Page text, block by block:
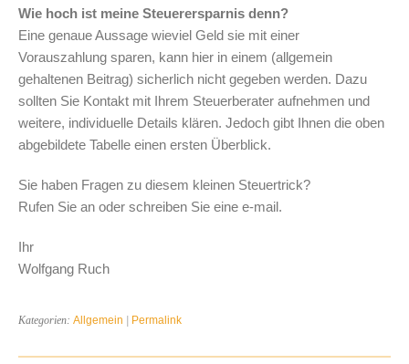
Wie hoch ist meine Steuerersparnis denn?
Eine genaue Aussage wieviel Geld sie mit einer
Vorauszahlung sparen, kann hier in einem (allgemein
gehaltenen Beitrag) sicherlich nicht gegeben werden. Dazu
sollten Sie Kontakt mit Ihrem Steuerberater aufnehmen und
weitere, individuelle Details klären. Jedoch gibt Ihnen die oben
abgebildete Tabelle einen ersten Überblick.
Sie haben Fragen zu diesem kleinen Steuertrick?
Rufen Sie an oder schreiben Sie eine e-mail.
Ihr
Wolfgang Ruch
Kategorien: Allgemein | Permalink